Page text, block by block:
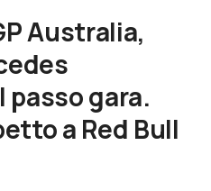
Australia,
gara.
a Red Bull